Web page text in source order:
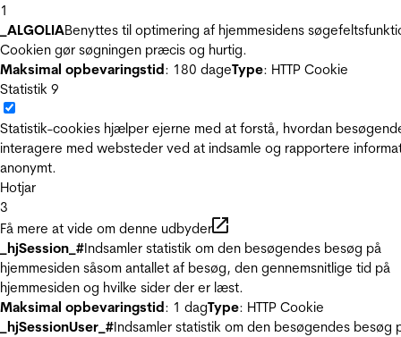
1
_ALGOLIABenyttes til optimering af hjemmesidens
Cookien gør søgningen præcis og hurtig.
Maksimal opbevaringstid: 180 dageType: HTTP Cookie
Statistik 9
Statistik-cookies hjælper ejerne med at forstå, hvordan
interagere med websteder ved at indsamle og rapportere
anonymt.
Hotjar
3
Få mere at vide om denne udbyder
_hjSession_#Indsamler statistik om den besøgendes besøg på
hjemmesiden såsom antallet af besøg, den gennemsnitlige tid på
hjemmesiden og hvilke sider der er læst.
Maksimal opbevaringstid: 1 dagType: HTTP Cookie
_hjSessionUser_#Indsamler statistik om den besøgendes besøg